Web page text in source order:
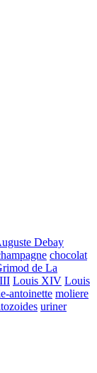
Debay
chocolat
de La
Louis XIV Louis
antoinette moliere
uriner